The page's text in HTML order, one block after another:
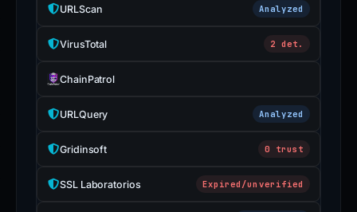
URLScan Analyzed
VirusTotal 2 det.
ChainPatrol
URLQuery Analyzed
Gridinsoft 0 trust
SSL Laboratorios Expired/unverified